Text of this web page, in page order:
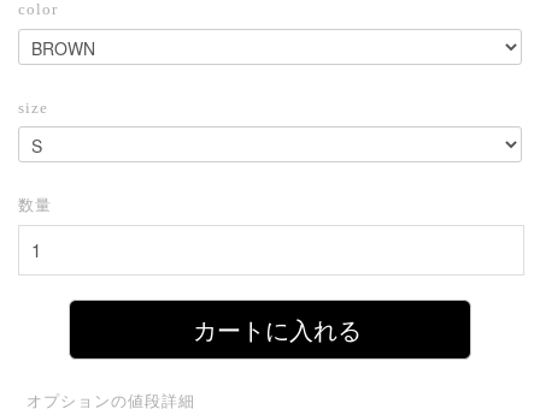
color
size
数量
カートに入れる
オプションの値段詳細